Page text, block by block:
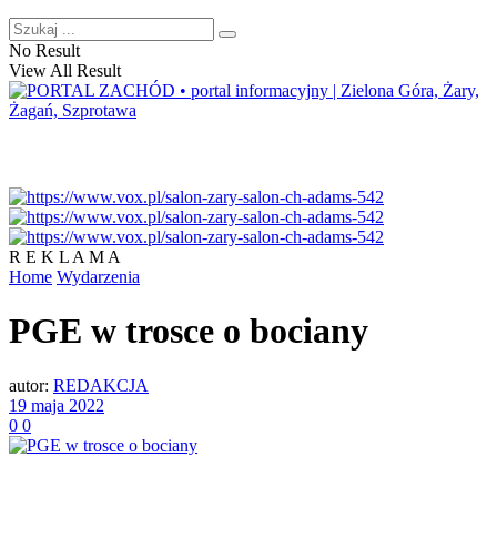
No Result
View All Result
R E K L A M A
Home Wydarzenia
PGE w trosce o bociany
autor: REDAKCJA
19 maja 2022
0 0